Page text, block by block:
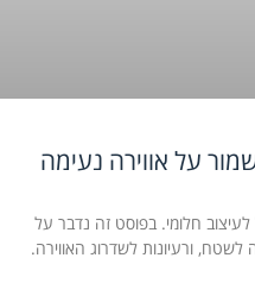
על אווירה נעימה
חלומי. בפוסט זה נדבר על
לשטח, ורעיונות לשדרוג האווירה.